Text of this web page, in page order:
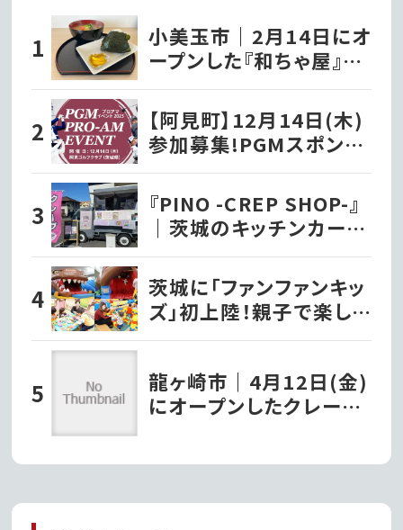
小美玉市｜2月14日にオ
ープンした『和ちゃ屋』で
おにぎり味噌汁セットを
いただきました!!
【阿見町】12月14日(木)
参加募集!PGMスポンサ
ーシップ契約プロが出演
する『PGMプロアマイベ
ント2023』を開催!!
『PINO -CREP SHOP-』
｜茨城のキッチンカー巡
り
茨城に「ファンファンキッ
ズ」初上陸！親子で楽しむ
新感覚室内遊園地｜水
龍ヶ崎市｜4月12日(金)
にオープンしたクレープ
レープ!!